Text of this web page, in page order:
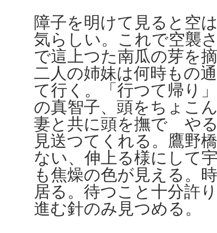
障子を明けて見ると空
気らしい。これで空襲
で這上つた南瓜の芽を
二人の姉妹は何時もの
て行く。「行つて帰り
の真智子、頭をちょこ
妻と共に頭を撫でゝや
見送つてくれる。鷹野
ない、伸上る様にして
も焦燥の色が見える。
居る。待つこと十分許
進む針のみ見つめる。